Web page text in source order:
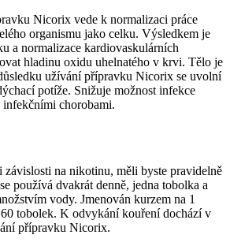
Nicorix vede k normalizaci práce
organismu jako celku. Výsledkem je
a normalizace kardiovaskulárních
hladinu oxidu uhelnatého v krvi. Tělo je
užívání přípravku Nicorix se uvolní
potíže. Snižuje možnost infekce
chorobami.
závislosti na nikotinu, měli byste pravidelně
používá dvakrát denně, jedna tobolka a
vody. Jmenován kurzem na 1
tobolek. K odvykání kouření dochází v
přípravku Nicorix.